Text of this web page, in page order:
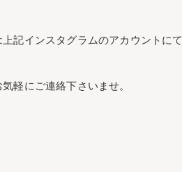
記インスタグラムのアカウントにて
軽にご連絡下さいませ。